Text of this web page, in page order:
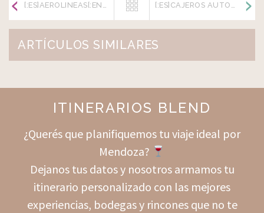
[:ES]AEROLINEAS[:EN]AIRLINES[:] [:ES]CAJEROS AUTOMÁTICOS[:EN]ATM[:]
ARTÍCULOS SIMILARES
ITINERARIOS BLEND
¿Querés que planifiquemos tu viaje ideal por
Mendoza?
Dejanos tus datos y nosotros armamos tu
itinerario personalizado con las mejores
experiencias, bodegas y rincones que no te